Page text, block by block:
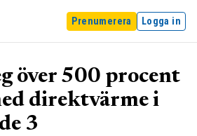
Prenumerera Logga in
över 500 procent
direktvärme i
3